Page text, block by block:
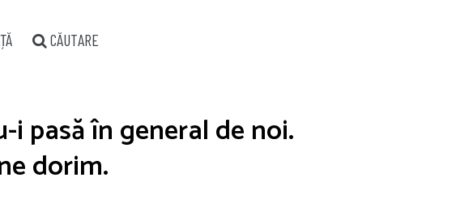
CĂUTARE
i pasă în general de noi.
dorim.